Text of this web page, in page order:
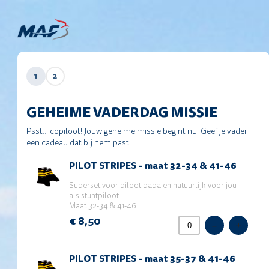
1 2
GEHEIME VADERDAG MISSIE
Psst… copiloot! Jouw geheime missie begint nu. Geef je vader
een cadeau dat bij hem past.
STRIPES
41-
PILOT STRIPES – maat 32-34 & 41-46
€ 8,50 – +
Superset voor piloot papa en natuurlijk voor jou
als stuntpiloot.
Maat 32-34 & 41-46
STRIPES
PILOT STRIPES – maat 35-37 & 41-46
Prijs voor totaal (NIET VERWIJDEREN!)
Verwijder dit veld dus niet!